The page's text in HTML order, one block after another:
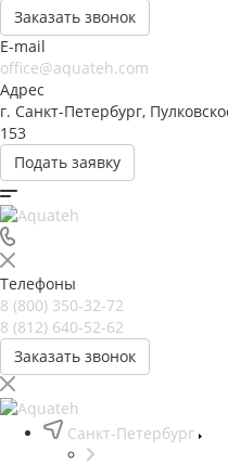
Заказать звонок
E-mail
office@aquateh.com
Адрес
г. Санкт-Петербург,
153
Подать заявку
Телефоны
8 (800) 350-32-72
8 (812) 640-52-62
Заказать звонок
Санкт-Петербург